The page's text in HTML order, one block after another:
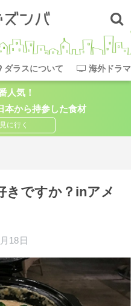
ダラスについて 海外ドラ
人気！
本から持参した食材
きですか？inアメ
18日